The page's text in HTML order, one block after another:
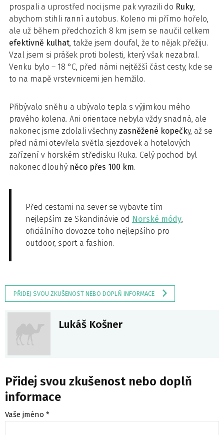
prospali a uprostřed noci jsme pak vyrazili do Ruky,
abychom stihli ranní autobus. Koleno mi přímo hořelo,
ale už během předchozích 8 km jsem se naučil celkem
efektivně kulhat, takže jsem doufal, že to nějak přežiju.
Vzal jsem si prášek proti bolesti, který však nezabral.
Venku bylo – 18 °C, před námi nejtěžší část cesty, kde se
to na mapě vrstevnicemi jen hemžilo.
Přibývalo sněhu a ubývalo tepla s výjimkou mého
pravého kolena. Ani orientace nebyla vždy snadná, ale
nakonec jsme zdolali všechny zasněžené kopečky, až se
před námi otevřela světla sjezdovek a hotelových
zařízení v horském středisku Ruka. Celý pochod byl
nakonec dlouhý něco přes 100 km.
Před cestami na sever se vybavte tím
nejlepším ze Skandinávie od Norské módy,
oficiálního dovozce toho nejlepšího pro
outdoor, sport a fashion.
PŘIDEJ SVOU ZKUŠENOST NEBO DOPLŇ INFORMACE
Lukáš Košner
Přidej svou zkušenost nebo doplň
informace
Vaše jméno *